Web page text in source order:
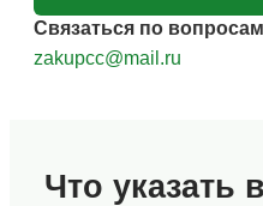
Связаться по
zakupcc@mail.ru
Что указать